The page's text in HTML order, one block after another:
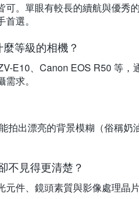
。單眼有較長的續航與優秀
選。
等級的相機？
E10、Canon EOS R50 等
求。
拍出漂亮的背景模糊（俗稱
不見得更清楚？
件、鏡頭素質與影像處理晶